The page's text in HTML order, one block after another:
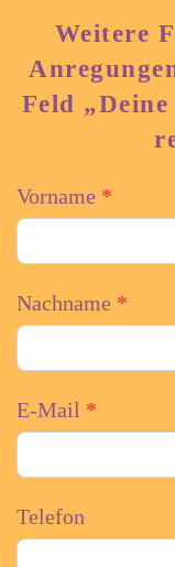
Weitere
Feld
Kontakt
Vorname *
Nachname *
E-Mail *
Telefon
If
you
are
leave
field
blank.